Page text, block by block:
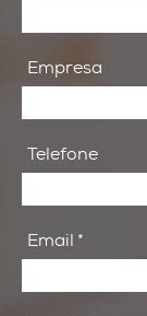
Empresa
Telefone
Email *